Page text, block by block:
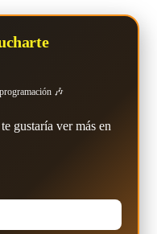
🎶
gustaría ver más en